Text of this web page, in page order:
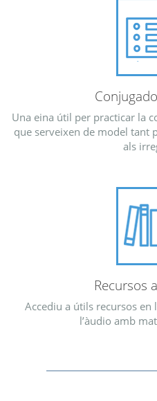
Una eina útil per practicar la
que serveixen de model tant
als
Recursos
Accediu a útils recursos
l’àudio amb